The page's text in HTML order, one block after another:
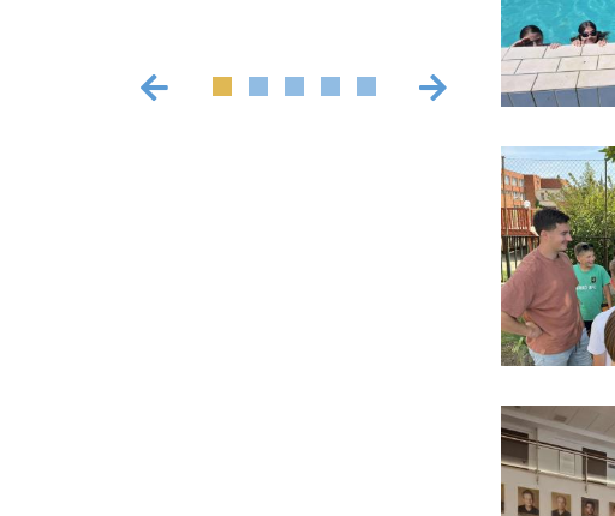
munkáját!
2026. március 02. 13:14